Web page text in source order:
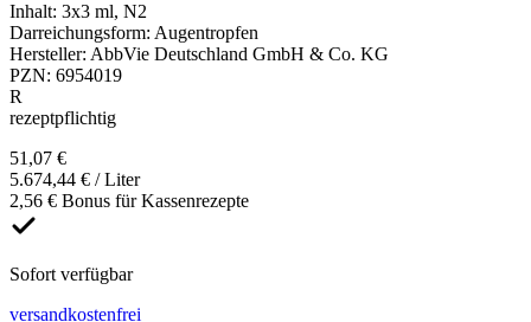
Inhalt: 3x3 ml, N2
Darreichungsform: Augentropfen
Hersteller: AbbVie Deutschland GmbH & Co. KG
PZN: 6954019
R
rezeptpflichtig
51,07 €
5.674,44 € / Liter
2,56 € Bonus für Kassenrezepte
Sofort verfügbar
versandkostenfrei